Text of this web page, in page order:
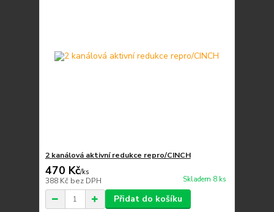
2 kanálová aktivní redukce repro/CINCH
470 Kč/ks
388 Kč bez DPH Skladem 8 ks
Přidat do košíku